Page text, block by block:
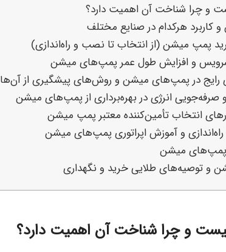
چرا شناخت آن اهمیت دارد؟
کاربرد هرکدام در صنایع مختلف
پمپ میشن (از انتخاب تا نصب و راه‌اندازی)
و افزایش طول عمر پمپ‌های میشن
رایج در پمپ‌های میشن و روش‌های پیشگیری از آن‌ها
صرفه‌جویی انرژی در بهره‌برداری از پمپ‌های میشن
انتخاب تأمین‌کننده معتبر پمپ میشن
و آموزش اپراتوری پمپ‌های میشن
میشن
و توصیه‌های طلایی خرید و نگهداری
و چرا شناخت آن اهمیت دارد؟